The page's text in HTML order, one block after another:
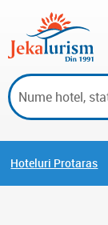
Hoteluri Protaras